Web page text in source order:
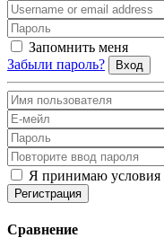
Запомнить меня
Забыли пароль?
Вход
Я принимаю условия
Регистрация
Сравнение